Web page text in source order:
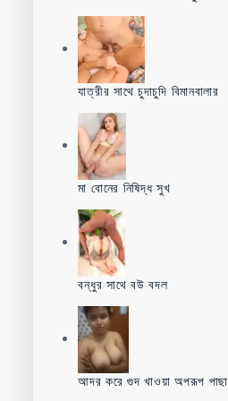
যাত্রীর সাথে চুদাচুদি বিমানবালার
মা বোনের নিষিদ্ধ সুখ
বন্ধুর সাথে বউ বদল
আদর করে গুদ খাওয়া অপরূপ পাছা